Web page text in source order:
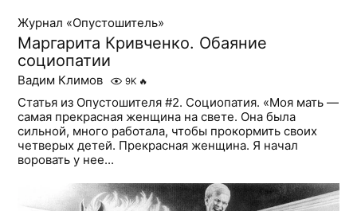
Журнал «Опустошитель»
Маргарита Кривченко. Обаяние
социопатии
Вадим Климов 9K 🔥
Статья из Опустошителя #2. Социопатия. «Моя мать —
самая прекрасная женщина на свете. Она была
сильной, много работала, чтобы прокормить своих
четверых детей. Прекрасная женщина. Я начал
воровать у нее...